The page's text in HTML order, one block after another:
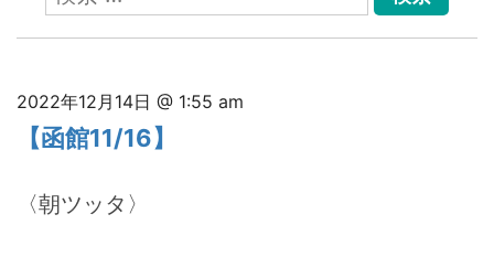
索:
2022年12月14日 @ 1:55 am
【函館11/16】
〈朝ツッタ〉